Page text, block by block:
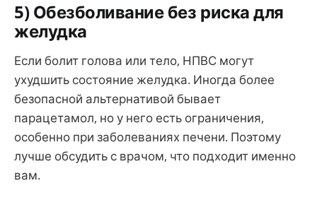
5) Обезболивание без риска для
желудка
Если болит голова или тело, НПВС могут
ухудшить состояние желудка. Иногда более
безопасной альтернативой бывает
парацетамол, но у него есть ограничения,
особенно при заболеваниях печени. Поэтому
лучше обсудить с врачом, что подходит именно
вам.